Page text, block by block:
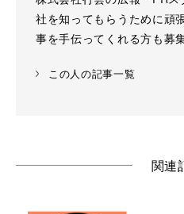
社を知ってもらうために頑
事を手伝ってくれる方も募集
この人の記事一覧
関連